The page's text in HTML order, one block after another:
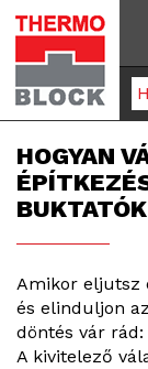
HOGYAN
BUKTATÓK
Amikor eljutsz
és elinduljon
döntés vár rád:
A kivitelező